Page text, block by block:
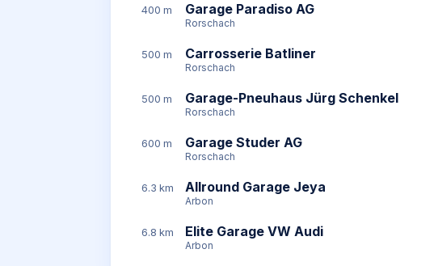
400 m Garage Paradiso AG
Rorschach
500 m Carrosserie Batliner
Rorschach
500 m Garage-Pneuhaus Jürg Schenkel
Rorschach
600 m Garage Studer AG
Rorschach
6.3 km Allround Garage Jeya
Arbon
6.8 km Elite Garage VW Audi
Arbon